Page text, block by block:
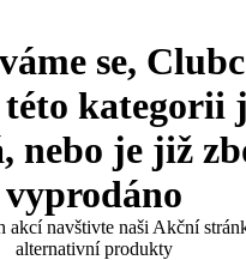
se,
kategorii
nebo je již
vyprodáno
akcí navštivte naši Akční
alternativní produkty